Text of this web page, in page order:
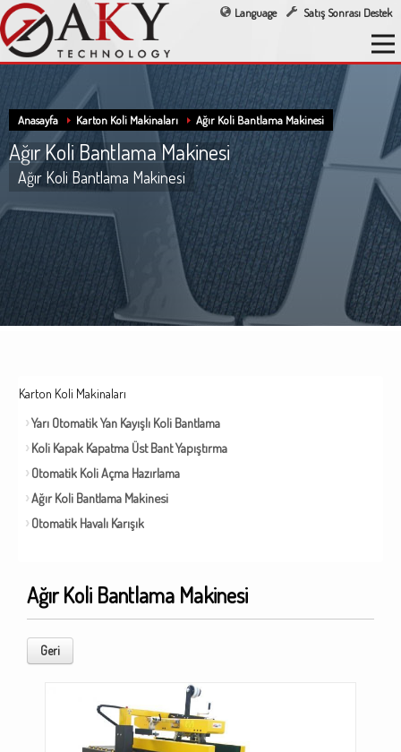
Language Satış Sonrası Destek
Anasayfa Karton Koli Makinaları Ağır Koli Bantlama Makinesi
Ağır Koli Bantlama Makinesi
Ağır Koli Bantlama Makinesi
Karton Koli Makinaları
Yarı Otomatik Yan Kayışlı Koli Bantlama
Koli Kapak Kapatma Üst Bant Yapıştırma
Otomatik Koli Açma Hazırlama
Ağır Koli Bantlama Makinesi
Otomatik Havalı Karışık
Ağır Koli Bantlama Makinesi
Geri